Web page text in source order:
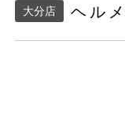
大分店 ヘル